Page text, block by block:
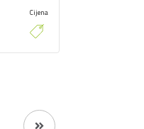
Cijena